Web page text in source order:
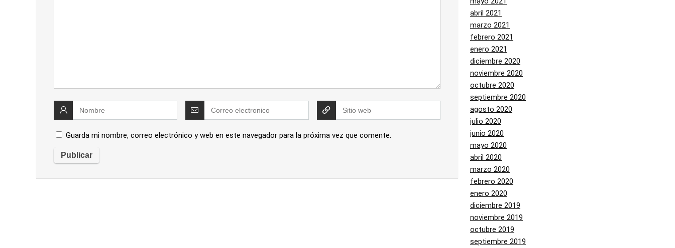
Guarda mi nombre, correo electrónico y web en este navegador para la próxima vez que comente.
abril 2021
marzo 2021
febrero 2021
enero 2021
diciembre 2020
noviembre 2020
octubre 2020
septiembre 2020
agosto 2020
julio 2020
junio 2020
mayo 2020
abril 2020
marzo 2020
febrero 2020
enero 2020
diciembre 2019
noviembre 2019
octubre 2019
septiembre 2019